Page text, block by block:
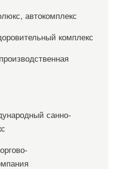
автокомплекс
комплекс
санно-